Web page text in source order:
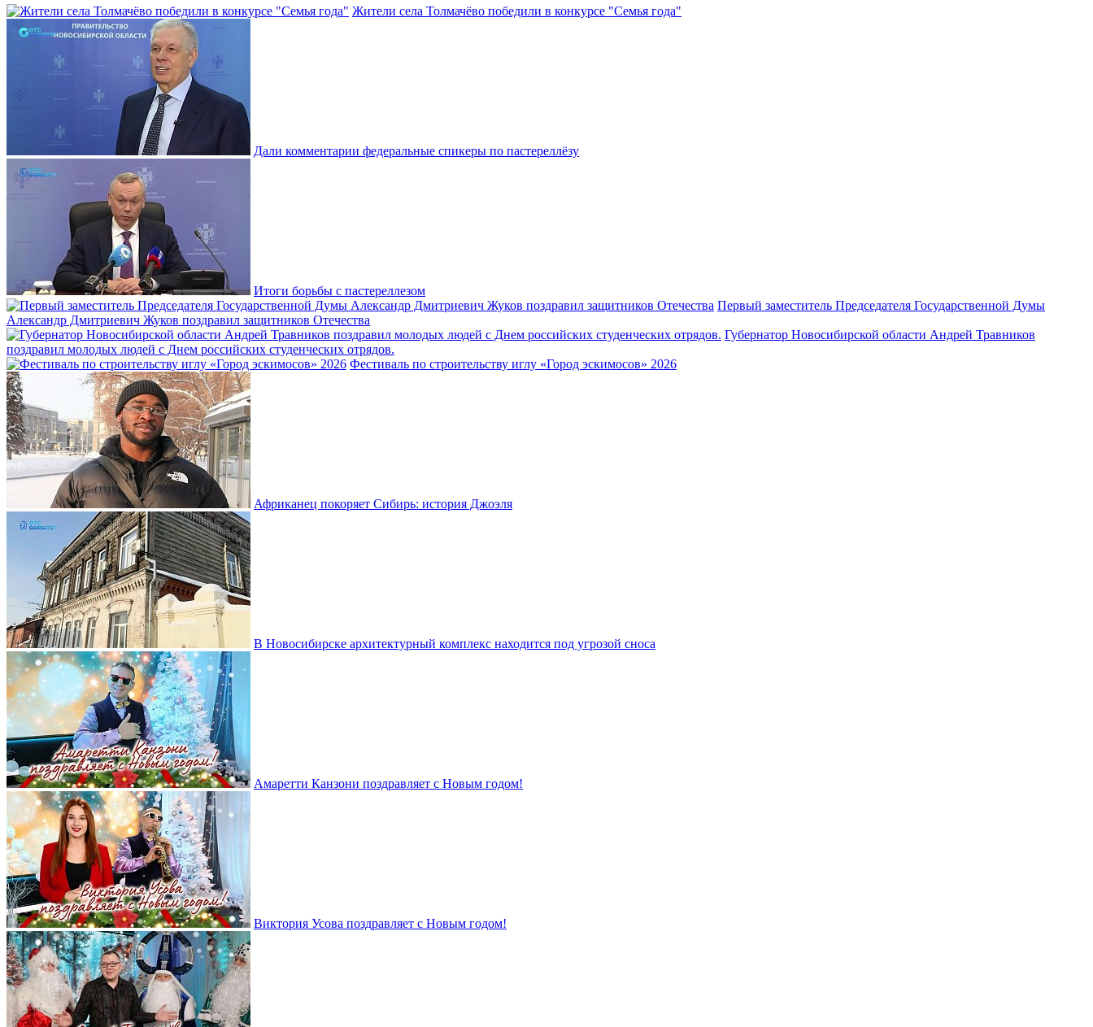
Жители села Толмачёво победили в конкурсе "Семья года"
Дали комментарии федеральные спикеры по пастереллёзу
Итоги борьбы с пастереллезом
Первый заместитель Председателя Государственной Думы
Александр Дмитриевич Жуков поздравил защитников Отечества
Губернатор Новосибирской области Андрей Травников
поздравил молодых людей с Днем российских студенческих отрядов.
Фестиваль по строительству иглу «Город эскимосов» 2026
Африканец покоряет Сибирь: история Джоэля
В Новосибирске архитектурный комплекс находится под угрозой сноса
Амаретти Канзони поздравляет с Новым годом!
Виктория Усова поздравляет с Новым годом!